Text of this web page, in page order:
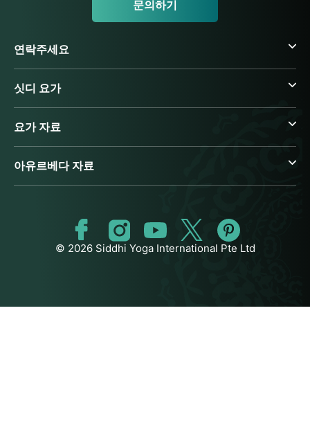
문의하기
연락주세요
싯디 요가
요가 자료
아유르베다 자료
© 2026 Siddhi Yoga International Pte Ltd